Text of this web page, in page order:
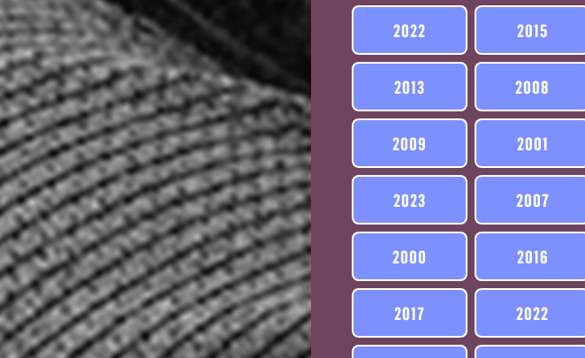
2022 2015
2013 2008
2009 2001
2023 2007
2000 2016
2017 2022